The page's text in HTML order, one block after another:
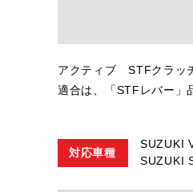
アクティブ STFクラッ
適合は、「STFレバー」
対応車種
SUZUKI
SUZUKI